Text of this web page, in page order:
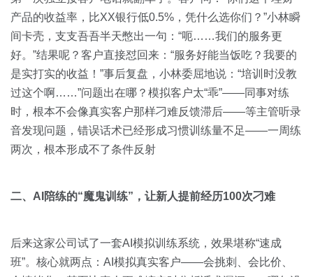
产品的收益率，比XX银行低0.5%，凭什么选你们？”小林瞬
间卡壳，支支吾吾半天憋出一句：“呃……我们的服务更
好。”结果呢？客户直接怼回来：“服务好能当饭吃？我要的
是实打实的收益！”事后复盘，小林委屈地说：“培训时没教
过这个啊……”问题出在哪？模拟客户太“乖”——同事对练
时，根本不会像真实客户那样刁难反馈滞后——等主管听录
音发现问题，错误话术已经形成习惯训练量不足——一周练
两次，根本形成不了条件反射
二、AI陪练的“魔鬼训练”，让新人提前经历100次刁难
后来这家公司试了一套AI模拟训练系统，效果堪称“速成
班”。核心就两点：AI模拟真实客户——会挑刺、会比价、